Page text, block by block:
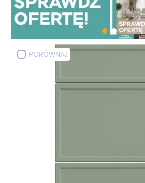
PORÓWNAJ